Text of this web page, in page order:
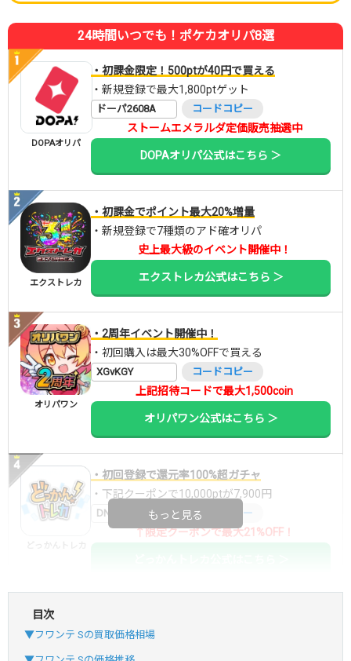
24時間いつでも！ポケカオリパ8選
DOPAオリパ
・初課金限定！500ptが40円で買える
・新規登録で最大1,800ptゲット
ドーパ2608A コードコピー
ストームエメラルダ定価販売抽選中
DOPAオリパ公式はこちら ＞
エクストレカ
・初課金でポイント最大20%増量
・新規登録で7種類のアド確オリパ
史上最大級のイベント開催中！
エクストレカ公式はこちら ＞
オリパワン
・2周年イベント開催中！
・初回購入は最大30%OFFで買える
XGvKGY コードコピー
上記招待コードで最大1,500coin
オリパワン公式はこちら ＞
・初回登録で還元率100%超ガチャ
・下記クーポンで10,000ptが7,900円
DNGBIF4X コードコピー
↑限定クーポンで最大21%OFF！
・新規登録で6種類アド確解禁
SVGC7P
もっと見る
目次
▼フワンテ Sの買取価格相場